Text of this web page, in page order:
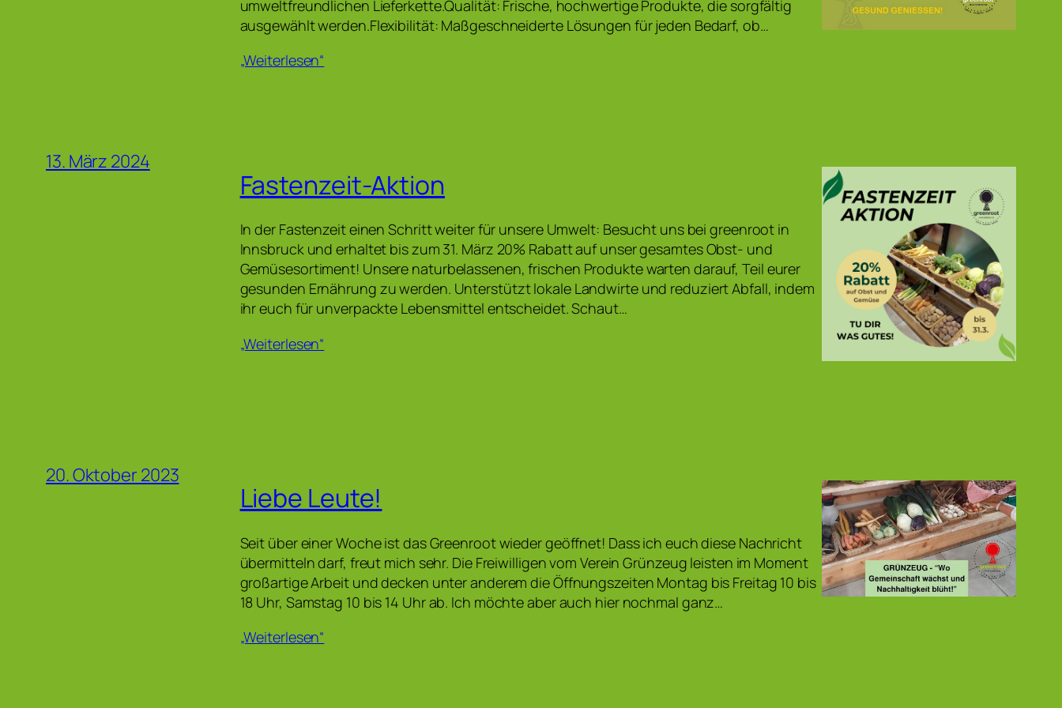
umweltfreundlichen Lieferkette.Qualität: Frische, hochwertige Produkte, die sorgfältig
ausgewählt werden.Flexibilität: Maßgeschneiderte Lösungen für jeden Bedarf, ob…
„Weiterlesen“
13. März 2024
Fastenzeit-Aktion
In der Fastenzeit einen Schritt weiter für unsere Umwelt: Besucht uns bei greenroot in
Innsbruck und erhaltet bis zum 31. März 20% Rabatt auf unser gesamtes Obst- und
Gemüsesortiment! Unsere naturbelassenen, frischen Produkte warten darauf, Teil eurer
gesunden Ernährung zu werden. Unterstützt lokale Landwirte und reduziert Abfall, indem
ihr euch für unverpackte Lebensmittel entscheidet. Schaut…
„Weiterlesen“
20. Oktober 2023
Liebe Leute!
Seit über einer Woche ist das Greenroot wieder geöffnet! Dass ich euch diese Nachricht
übermitteln darf, freut mich sehr. Die Freiwilligen vom Verein Grünzeug leisten im Moment
großartige Arbeit und decken unter anderem die Öffnungszeiten Montag bis Freitag 10 bis
18 Uhr, Samstag 10 bis 14 Uhr ab. Ich möchte aber auch hier nochmal ganz…
„Weiterlesen“